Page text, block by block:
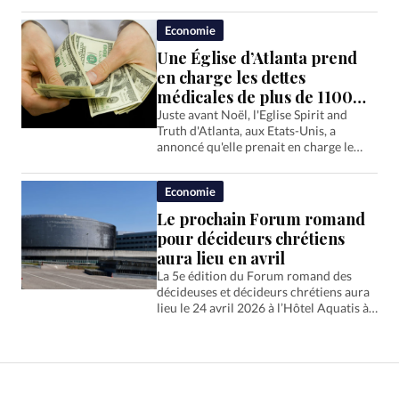
Economie
Une Église d’Atlanta prend
en charge les dettes
médicales de plus de 1100
personnes
Juste avant Noël, l'Eglise Spirit and
Truth d'Atlanta, aux Etats-Unis, a
annoncé qu'elle prenait en charge le
plus de 1000 personnes. Elles s'élevaient
à 1,5 million de dollars.
Economie
Le prochain Forum romand
pour décideurs chrétiens
aura lieu en avril
La 5e édition du Forum romand des
décideuses et décideurs chrétiens aura
lieu le 24 avril 2026 à l’Hôtel Aquatis à